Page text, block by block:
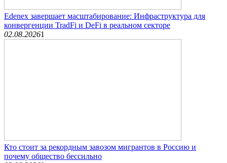
Edenex завершает масштабирование: Инфраструктура для
конвергенции TradFi и DeFi в реальном секторе
02.08.20261
Кто стоит за рекордным завозом мигрантов в Россию и
почему общество бессильно